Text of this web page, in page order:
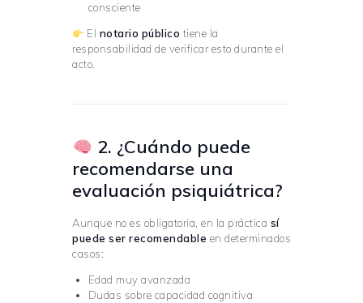
consciente
El notario público tiene la
responsabilidad de verificar esto durante el
acto.
2. ¿Cuándo puede
recomendarse una
evaluación psiquiátrica?
Aunque no es obligatoria, en la práctica sí
puede ser recomendable en determinados
casos:
Edad muy avanzada
Dudas sobre capacidad cognitiva